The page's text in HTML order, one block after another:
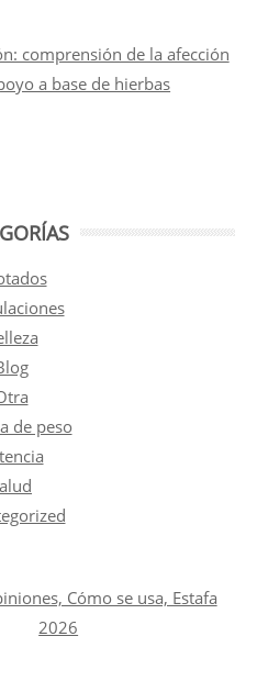
comprensión de la afección
a base de hierbas
de peso
Cómo se usa, Estafa
2026